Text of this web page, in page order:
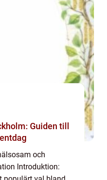
Guiden till
och
Introduktion: